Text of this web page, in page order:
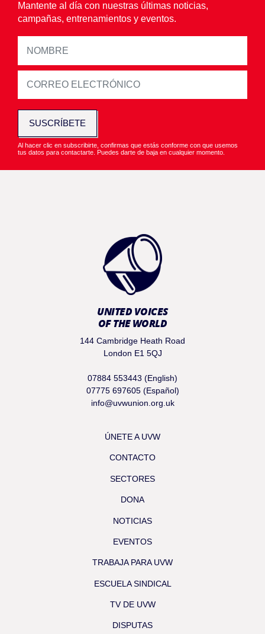
Mantente al día con nuestras últimas noticias,
campañas, entrenamientos y eventos.
SUSCRÍBETE
Al hacer clic en subscribirte, confirmas que estás conforme con que usemos
tus datos para contactarte. Puedes darte de baja en cualquier momento.
UNITED VOICES
OF THE WORLD
144 Cambridge Heath Road
London E1 5QJ
07884 553443 (English)
07775 697605 (Español)
info@uvwunion.org.uk
ÚNETE A UVW
CONTACTO
SECTORES
DONA
NOTICIAS
EVENTOS
TRABAJA PARA UVW
ESCUELA SINDICAL
TV DE UVW
DISPUTAS